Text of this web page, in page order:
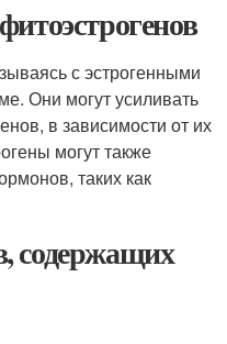
с эстрогенными
Они могут усиливать
в зависимости от их
могут также
таких как
содержащих